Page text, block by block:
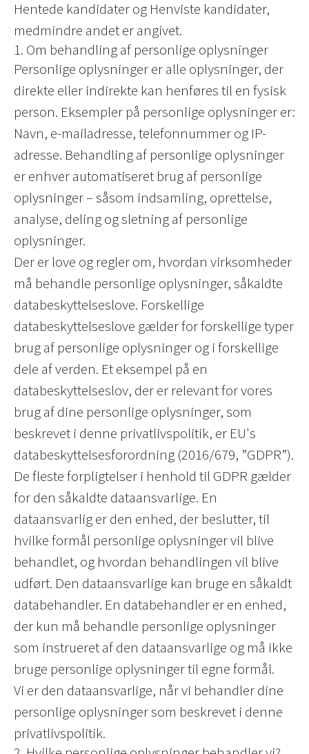
Hentede kandidater og Henviste kandidater,
medmindre andet er angivet.
1. Om behandling af personlige oplysninger
Personlige oplysninger er alle oplysninger, der
direkte eller indirekte kan henføres til en fysisk
person. Eksempler på personlige oplysninger er:
Navn, e-mailadresse, telefonnummer og IP-
adresse. Behandling af personlige oplysninger
er enhver automatiseret brug af personlige
oplysninger – såsom indsamling, oprettelse,
analyse, deling og sletning af personlige
oplysninger.
Der er love og regler om, hvordan virksomheder
må behandle personlige oplysninger, såkaldte
databeskyttelseslove. Forskellige
databeskyttelseslove gælder for forskellige typer
brug af personlige oplysninger og i forskellige
dele af verden. Et eksempel på en
databeskyttelseslov, der er relevant for vores
brug af dine personlige oplysninger, som
beskrevet i denne privatlivspolitik, er EU's
databeskyttelsesforordning (2016/679, ”GDPR”).
De fleste forpligtelser i henhold til GDPR gælder
for den såkaldte dataansvarlige. En
dataansvarlig er den enhed, der beslutter, til
hvilke formål personlige oplysninger vil blive
behandlet, og hvordan behandlingen vil blive
udført. Den dataansvarlige kan bruge en såkaldt
databehandler. En databehandler er en enhed,
der kun må behandle personlige oplysninger
som instrueret af den dataansvarlige og må ikke
bruge personlige oplysninger til egne formål.
Vi er den dataansvarlige, når vi behandler dine
personlige oplysninger som beskrevet i denne
privatlivspolitik.